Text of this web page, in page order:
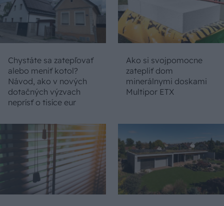
Chystáte sa zatepľovať
alebo meniť kotol?
Návod, ako v nových
dotačných výzvach
neprísť o tisíce eur
Ako si svojpomocne
zatepliť dom
minerálnymi doskami
Multipor ETX